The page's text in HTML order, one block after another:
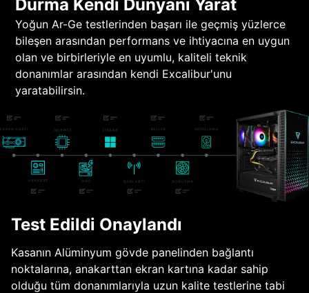
Durma Kendi Dünyanı Yarat
Yoğun Ar-Ge testlerinden başarı ile geçmiş yüzlerce
bileşen arasından performans ve ihtiyacına en uygun
olan ve birbirleriyle en uyumlu, kaliteli teknik
donanımlar arasından kendi Excalibur'unu
yaratabilirsin.
Test Edildi Onaylandı
Kasanın Alüminyum gövde panelinden bağlantı
noktalarına, anakarttan ekran kartına kadar sahip
olduğu tüm donanımlarıyla uzun kalite testlerine tabi